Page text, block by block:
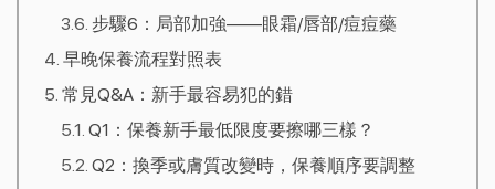
步驟6：局部加強——眼霜/唇部/痘痘藥
早晚保養流程對照表
常見Q&A：新手最容易犯的錯
Q1：保養新手最低限度要擦哪三樣？
Q2：換季或膚質改變時，保養順序要調整